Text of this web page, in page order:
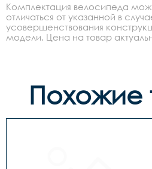
Комплектация велосипеда
отличаться от указанной в
усовершенствования
модели. Цена на товар
Похожие